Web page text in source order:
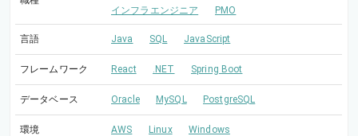
インフラエンジニア
PMO
言語 Java SQL JavaScript
フレームワーク React .NET Spring Boot
データベース Oracle MySQL PostgreSQL
環境 AWS Linux Windows